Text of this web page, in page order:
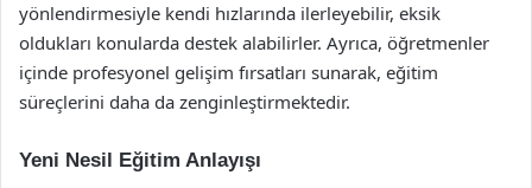
yönlendirmesiyle kendi hızlarında ilerleyebilir, eksik
oldukları konularda destek alabilirler. Ayrıca, öğretmenler
içinde profesyonel gelişim fırsatları sunarak, eğitim
süreçlerini daha da zenginleştirmektedir.
Yeni Nesil Eğitim Anlayışı